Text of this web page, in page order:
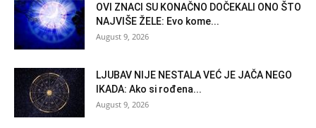
OVI ZNACI SU KONAČNO DOČEKALI ONO ŠTO
NAJVIŠE ŽELE: Evo kome...
August 9, 2026
LJUBAV NIJE NESTALA VEĆ JE JAČA NEGO
IKADA: Ako si rođena...
August 9, 2026